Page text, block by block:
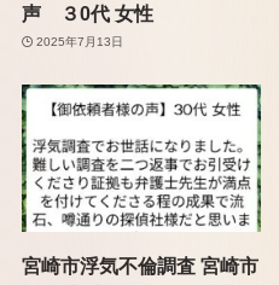
声 ３0代 女性
2025年7月13日
宮崎市浮気不倫調査 宮崎市